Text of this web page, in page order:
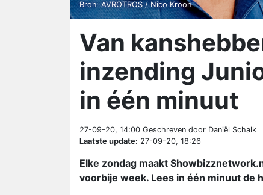
Bron: AVROTROS / Nico Kroon
Van
inzending
in één minuut
27-09-20, 14:00 Geschreven door Daniël Schalk
Laatste update: 27-09-20, 18:26
Elke zondag maakt
voorbije week. Lees in één minuut de